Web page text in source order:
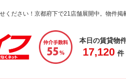
ください！京都府下で21店舗展開中。物件掲
本日の賃貸物
17,120 件